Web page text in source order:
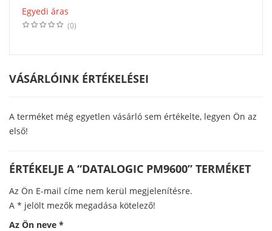
Egyedi áras
(0)
VÁSÁRLÓINK ÉRTÉKELÉSEI
A terméket még egyetlen vásárló sem értékelte, legyen Ön az
első!
ÉRTÉKELJE A “DATALOGIC PM9600” TERMÉKET
Az Ön E-mail címe nem kerül megjelenítésre.
A * jelölt mezők megadása kötelező!
Az Ön neve *